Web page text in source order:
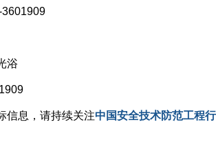
浴
息，请持续关注中国安全技术防范工程